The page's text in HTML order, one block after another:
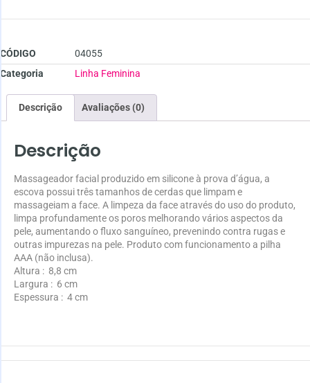
CÓDIGO
04055
Categoria
Linha Feminina
Descrição Avaliações (0)
Descrição
Massageador facial produzido em silicone à prova d’água, a
escova possui três tamanhos de cerdas que limpam e
massageiam a face. A limpeza da face através do uso do produto,
limpa profundamente os poros melhorando vários aspectos da
pele, aumentando o fluxo sanguíneo, prevenindo contra rugas e
outras impurezas na pele. Produto com funcionamento a pilha
AAA (não inclusa).
Altura : 8,8 cm
Largura : 6 cm
Espessura : 4 cm